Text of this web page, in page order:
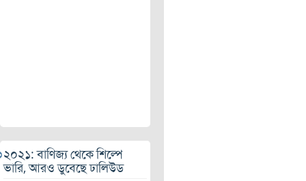
২০২১: বাণিজ্য থেকে শিল্পে
ভারি, আরও ডুবেছে ঢালিউড